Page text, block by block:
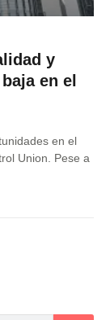
y
en el
en el
Union. Pese a